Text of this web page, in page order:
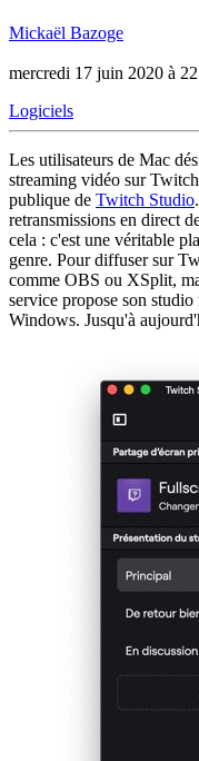
Mickaël Bazoge
mercredi 17 juin 2020 à
Logiciels
Les utilisateurs de Mac
streaming vidéo sur
publique de Twitch Studio
retransmissions en direct
cela : c'est une véritable
genre. Pour diffuser sur
comme OBS ou XSplit,
service propose son
Windows. Jusqu'à